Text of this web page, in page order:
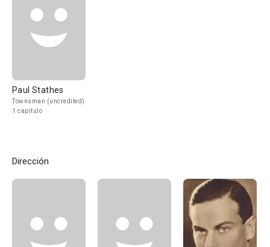
Paul Stathes
Townsman (uncredited)
1 capítulo
Dirección